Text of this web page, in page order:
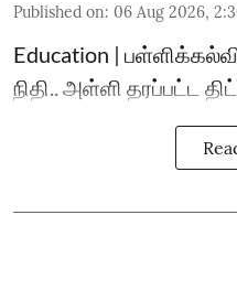
Published on: 06 Aug 2026,
Education |
நிதி.. அள்ளி தரப்பட்ட